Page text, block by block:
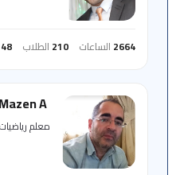
2664 الساعات 210 الطلاب
Mazen A
معلم رياضيات